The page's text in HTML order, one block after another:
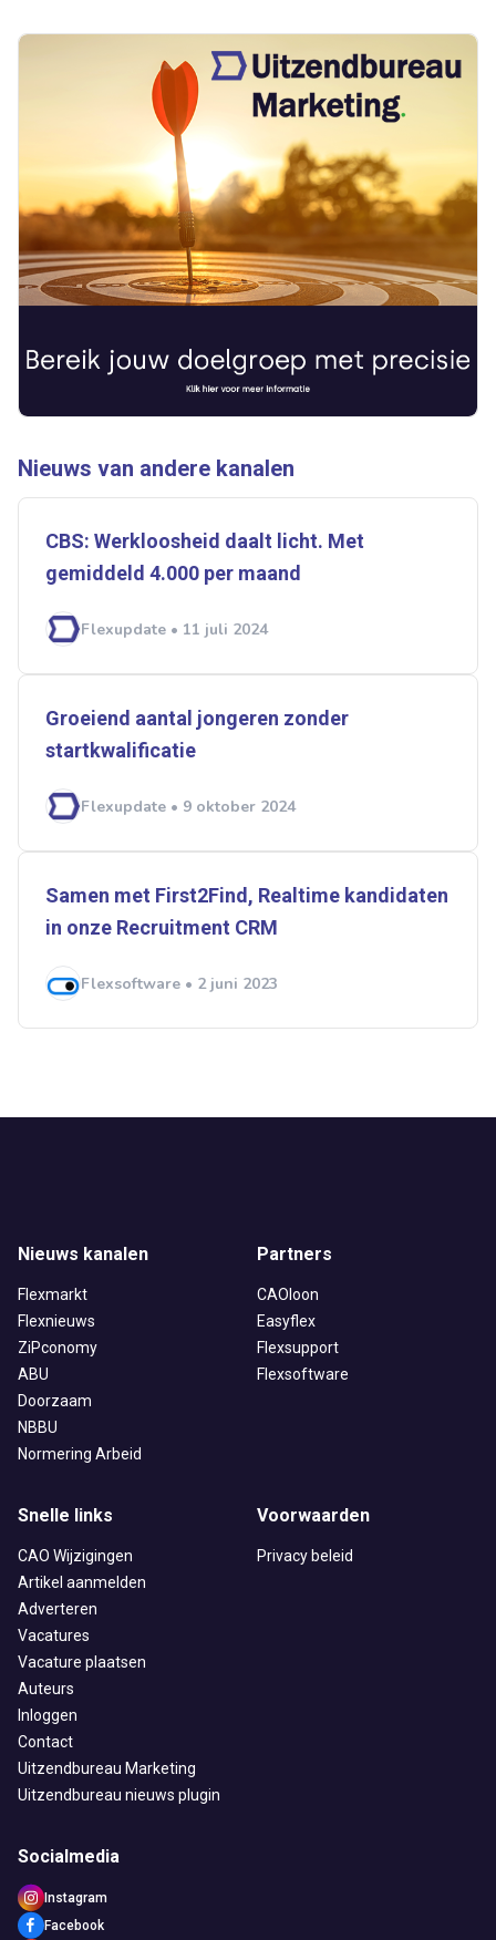
Nieuws van andere kanalen
CBS: Werkloosheid daalt licht. Met
gemiddeld 4.000 per maand
Flexupdate • 11 juli 2024
Groeiend aantal jongeren zonder
startkwalificatie
Flexupdate • 9 oktober 2024
Samen met First2Find, Realtime kandidaten
in onze Recruitment CRM
Flexsoftware • 2 juni 2023
Ontvang vacatures direct in
je mailbox
Alerts ontvangen
Nieuws kanalen
Flexmarkt
Flexnieuws
ZiPconomy
ABU
Doorzaam
NBBU
Normering Arbeid
Partners
CAOloon
Easyflex
Flexsupport
Flexsoftware
Snelle links
CAO Wijzigingen
Artikel aanmelden
Adverteren
Vacatures
Vacature plaatsen
Auteurs
Inloggen
Contact
Uitzendbureau Marketing
Uitzendbureau nieuws plugin
Voorwaarden
Privacy beleid
Socialmedia
Instagram
Facebook
Alles Ingezonden ABU
Bureau Cicero
Doorzaam
Flexmarkt